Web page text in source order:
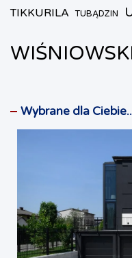
TIKKURILA TUBĄDZIN
Wybrane dla